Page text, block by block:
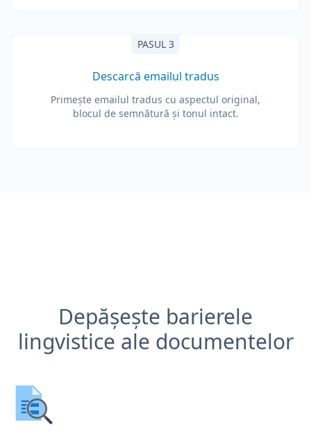
PASUL 3
Descarcă emailul tradus
Primește emailul tradus cu aspectul original,
blocul de semnătură și tonul intact.
Depășește barierele
lingvistice ale documentelor